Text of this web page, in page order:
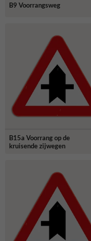
B9 Voorrangsweg
B15a Voorrang op de
kruisende zijwegen